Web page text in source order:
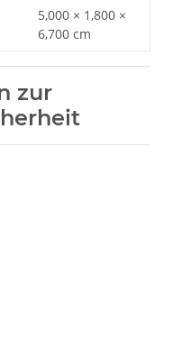
5,000 × 1,800 ×
6,700 cm
zur